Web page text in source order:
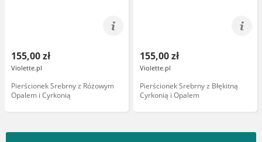
155,00 zł
Violette.pl
Pierścionek Srebrny z Różowym
Opalem i Cyrkonią
155,00 zł
Violette.pl
Pierścionek Srebrny z Błękitną
Cyrkonią i Opalem